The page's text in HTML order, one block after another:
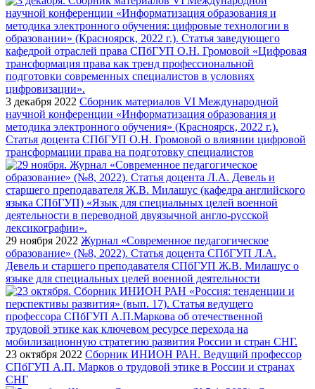
3 декабря 2022 Сборник материалов VI Международной
научной конференции «Информатизация образования и
методика электронного обучения» (Красноярск, 2022 г.).
Статья доцента СПбГУП О.Н. Громовой о влиянии цифровой
трансформации права на подготовку специалистов
29 ноября 2022 Журнал «Современное педагогическое
образование» (№8, 2022). Статья доцента СПбГУП Л.А.
Девель и старшего преподавателя СПбГУП Ж.В. Милашус о
языке для специальных целей военной деятельности
23 октября 2022 Сборник ИНИОН РАН. Ведущий профессор
СПбГУП А.П. Марков о трудовой этике в России и странах
СНГ